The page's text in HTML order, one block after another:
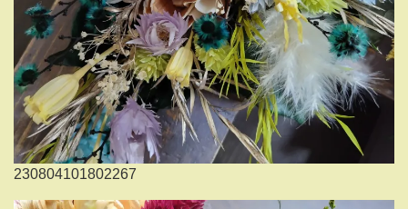
230804101802267